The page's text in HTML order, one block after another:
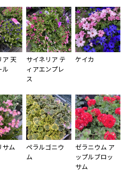
ア 天
ル
サイネリア テ
ィアエンプレ
ス
ケイカ
サム
ペラルゴニウ
ム
ゼラニウム ア
ップルブロッ
サム